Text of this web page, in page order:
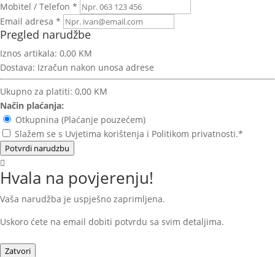
Mobitel / Telefon *
Email adresa *
Pregled narudžbe
Iznos artikala: 0,00 KM
Dostava: Izračun nakon unosa adrese
Ukupno za platiti: 0,00 KM
Način plaćanja:
Otkupnina (Plaćanje pouzećem)
Slažem se s Uvjetima korištenja i Politikom privatnosti.*
Potvrdi narudzbu
Hvala na povjerenju!
Vaša narudžba je uspješno zaprimljena.
Uskoro ćete na email dobiti potvrdu sa svim detaljima.
Zatvori